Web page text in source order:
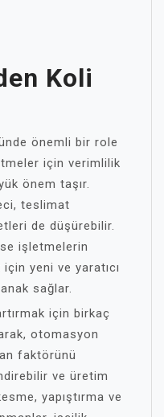
Koli
önemli bir role
için verimlilik
önem taşır.
teslimat
de düşürebilir.
işletmelerin
yeni ve yaratıcı
sağlar.
için birkaç
otomasyon
faktörünü
ve üretim
yapıştırma ve